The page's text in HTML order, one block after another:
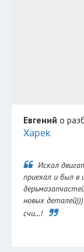
Евгений о
Харек
Искал
приехал и был
новых
счи...!